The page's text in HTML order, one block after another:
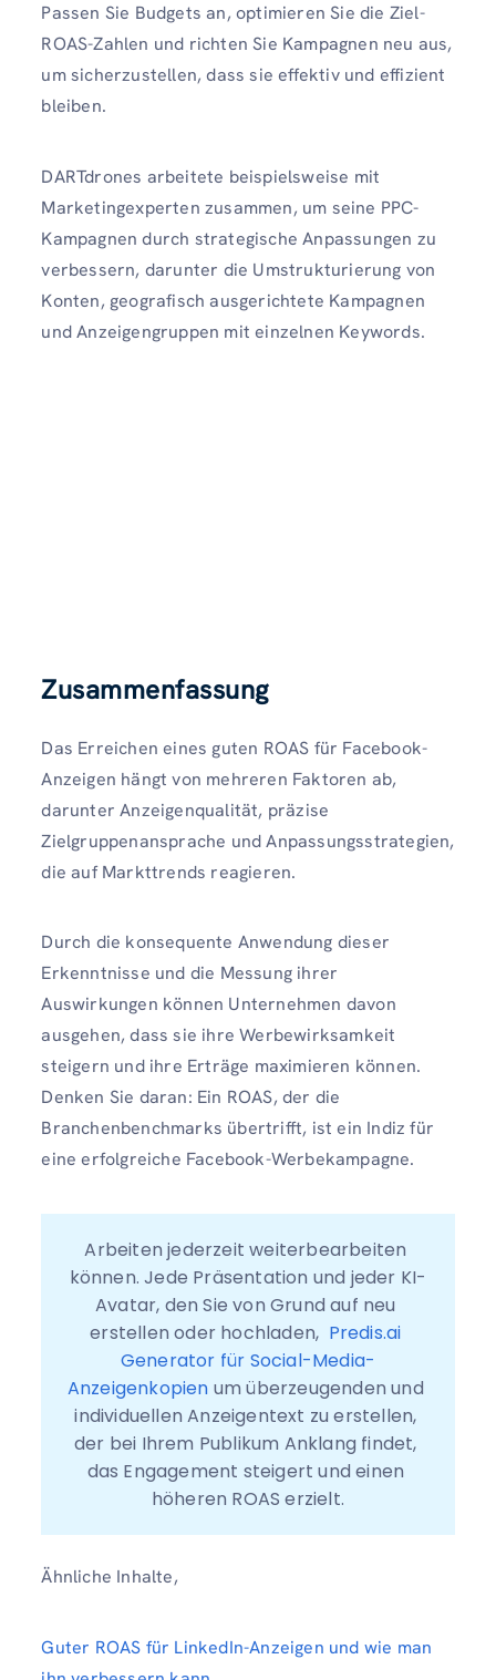
Passen Sie Budgets an, optimieren Sie die Ziel-
ROAS-Zahlen und richten Sie Kampagnen neu aus,
um sicherzustellen, dass sie effektiv und effizient
bleiben.
DARTdrones arbeitete beispielsweise mit
Marketingexperten zusammen, um seine PPC-
Kampagnen durch strategische Anpassungen zu
verbessern, darunter die Umstrukturierung von
Konten, geografisch ausgerichtete Kampagnen
und Anzeigengruppen mit einzelnen Keywords.
Zusammenfassung
Das Erreichen eines guten ROAS für Facebook-
Anzeigen hängt von mehreren Faktoren ab,
darunter Anzeigenqualität, präzise
Zielgruppenansprache und Anpassungsstrategien,
die auf Markttrends reagieren.
Durch die konsequente Anwendung dieser
Erkenntnisse und die Messung ihrer
Auswirkungen können Unternehmen davon
ausgehen, dass sie ihre Werbewirksamkeit
steigern und ihre Erträge maximieren können.
Denken Sie daran: Ein ROAS, der die
Branchenbenchmarks übertrifft, ist ein Indiz für
eine erfolgreiche Facebook-Werbekampagne.
Arbeiten jederzeit weiterbearbeiten
können. Jede Präsentation und jeder KI-
Avatar, den Sie von Grund auf neu
erstellen oder hochladen, Predis.ai
Generator für Social-Media-
Anzeigenkopien um überzeugenden und
individuellen Anzeigentext zu erstellen,
der bei Ihrem Publikum Anklang findet,
das Engagement steigert und einen
höheren ROAS erzielt.
Ähnliche Inhalte,
Guter ROAS für LinkedIn-Anzeigen und wie man